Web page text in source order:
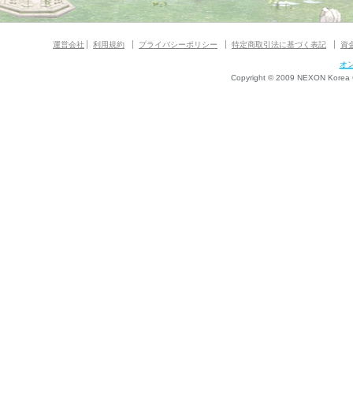
運営会社 利用規約 プライバシーポリシー 特定商取引法に基づく表記 資
オ
Copyright © 2009 NEXON Korea